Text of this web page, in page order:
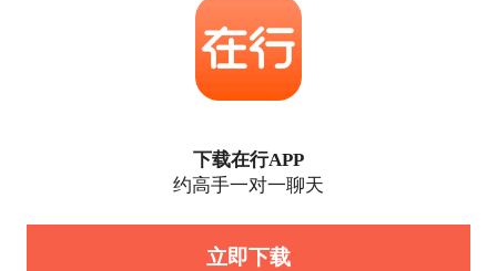
下载在行APP
约高手一对一聊天
立即下载